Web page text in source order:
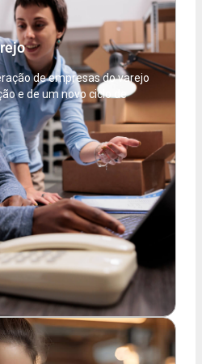
de empresas do varejo
e de um novo ciclo de